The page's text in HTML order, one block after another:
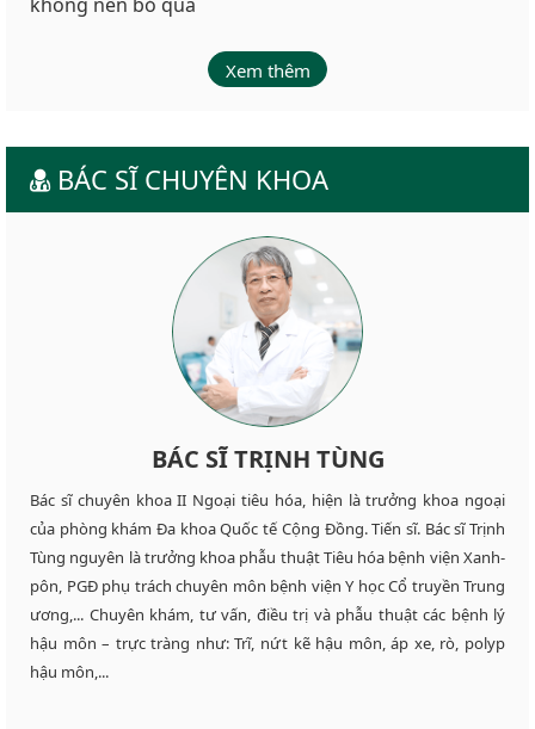
Xem thêm
BÁC SĨ CHUYÊN KHOA
BÁC SĨ TRỊNH TÙNG
Bác sĩ chuyên khoa II Ngoại tiêu hóa, hiện là trưởng khoa ngoại
của phòng khám Đa khoa Quốc tế Cộng Đồng. Tiến sĩ. Bác sĩ Trịnh
Tùng nguyên là trưởng khoa phẫu thuật Tiêu hóa bệnh viện Xanh-
pôn, PGĐ phụ trách chuyên môn bệnh viện Y học Cổ truyền Trung
ương,... Chuyên khám, tư vấn, điều trị và phẫu thuật các bệnh lý
hậu môn – trực tràng như: Trĩ, nứt kẽ hậu môn, áp xe, rò, polyp
hậu môn,...